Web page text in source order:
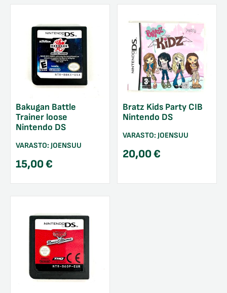
Bakugan Battle
Trainer loose
Nintendo DS
VARASTO: JOENSUU
15,00€
Bratz Kids Party CIB
Nintendo DS
VARASTO: JOENSUU
20,00€